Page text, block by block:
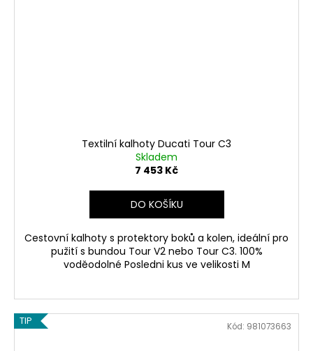
Textilní kalhoty Ducati Tour C3
Skladem
7 453 Kč
DO KOŠÍKU
Cestovní kalhoty s protektory boků a kolen, ideální pro
pužití s bundou Tour V2 nebo Tour C3. 100%
voděodolné Posledni kus ve velikosti M
TIP Kód: 981073663